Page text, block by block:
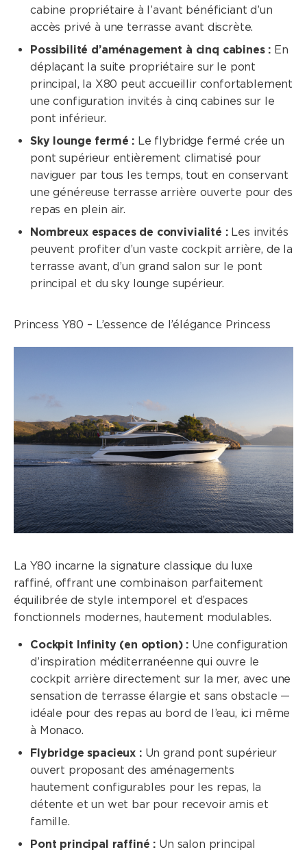
cabine propriétaire à l’avant bénéficiant d’un
accès privé à une terrasse avant discrète.
Possibilité d’aménagement à cinq cabines : En
déplaçant la suite propriétaire sur le pont
principal, la X80 peut accueillir confortablement
une configuration invités à cinq cabines sur le
pont inférieur.
Sky lounge fermé : Le flybridge fermé crée un
pont supérieur entièrement climatisé pour
naviguer par tous les temps, tout en conservant
une généreuse terrasse arrière ouverte pour des
repas en plein air.
Nombreux espaces de convivialité :Les invités
peuvent profiter d’un vaste cockpit arrière, de la
terrasse avant, d’un grand salon sur le pont
principal et du sky lounge supérieur.
Princess Y80 – L’essence de l’élégance Princess
La Y80 incarne la signature classique du luxe
raffiné, offrant une combinaison parfaitement
équilibrée de style intemporel et d’espaces
fonctionnels modernes, hautement modulables.
Cockpit Infinity (en option) : Une configuration
d’inspiration méditerranéenne qui ouvre le
cockpit arrière directement sur la mer, avec une
sensation de terrasse élargie et sans obstacle —
idéale pour des repas au bord de l’eau, ici même
à Monaco.
Flybridge spacieux :Un grand pont supérieur
ouvert proposant des aménagements
hautement configurables pour les repas, la
détente et un wet bar pour recevoir amis et
famille.
Pont principal raffiné : Un salon principal